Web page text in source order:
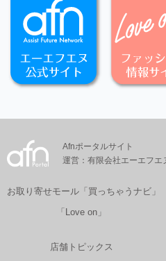
Afnポータルサイト
運営：有限会社エーエフエ
お取り寄せモール「買っちゃうナビ」
「Love on」
店舗トピックス